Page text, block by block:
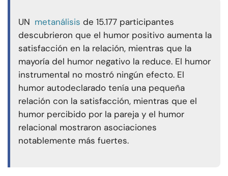
UN metanálisis de 15.177 participantes
descubrieron que el humor positivo aumenta la
satisfacción en la relación, mientras que la
mayoría del humor negativo la reduce. El humor
instrumental no mostró ningún efecto. El
humor autodeclarado tenía una pequeña
relación con la satisfacción, mientras que el
humor percibido por la pareja y el humor
relacional mostraron asociaciones
notablemente más fuertes.